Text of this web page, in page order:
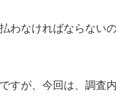
わなければならない
すが、今回は、調査